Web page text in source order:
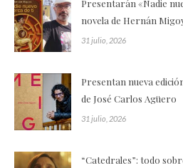
Presentarán «Nadie
novela de Hernán
31 julio, 2026
Presentan nueva
de José Carlos Agüero
31 julio, 2026
“Catedrales”: todo